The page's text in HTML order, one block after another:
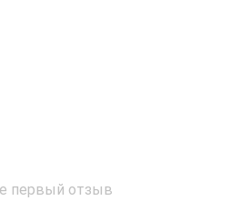
первый отзыв